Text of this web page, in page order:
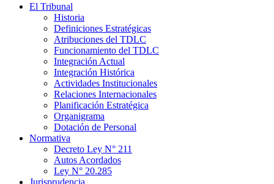
El Tribunal
Historia
Definiciones Estratégicas
Atribuciones del TDLC
Funcionamiento del TDLC
Integración Actual
Integración Histórica
Actividades Institucionales
Relaciones Internacionales
Planificación Estratégica
Organigrama
Dotación de Personal
Normativa
Decreto Ley N° 211
Autos Acordados
Ley N° 20.285
Jurisprudencia